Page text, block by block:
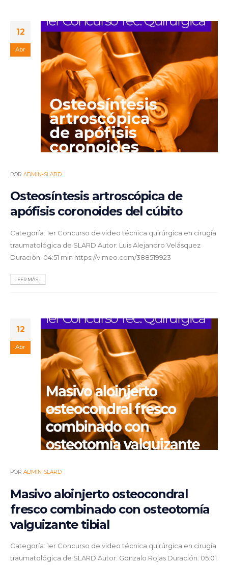
12
Abr
POR ADMIN-SLARD
Osteosíntesis artroscópica de
apófisis coronoides del cúbito
Categoría: 1er Concurso de video técnica quirúrgica en cirugía
traumatológica de SLARD Autor: Luis Alejandro Velásquez
Duración: 04:51 min https://vimeo.com/388519923
LEER MÁS...
12
Abr
POR ADMIN-SLARD
Masivo aloinjerto osteocondral
fresco combinado con osteotomía
valguizante tibial
Categoría: 1er Concurso de video técnica quirúrgica en cirugía
traumatológica de SLARD Autor: Gonzalo Rojas Duración: 05:01